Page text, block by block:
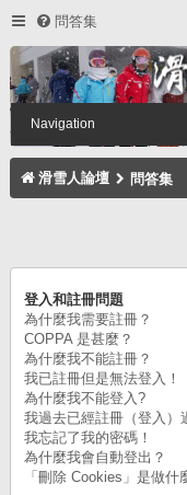
問答集
Navigation
滑雪人論壇 問答集
登入和註冊問題
為什麼我需要註冊？
COPPA 是甚麼？
為什麼我不能註冊？
我已註冊但是無法登入！
為什麼我不能登入?
我過去已經註冊（登入）
我忘記了我的密碼！
為什麼我會自動登出？
「刪除 Cookies」是做什